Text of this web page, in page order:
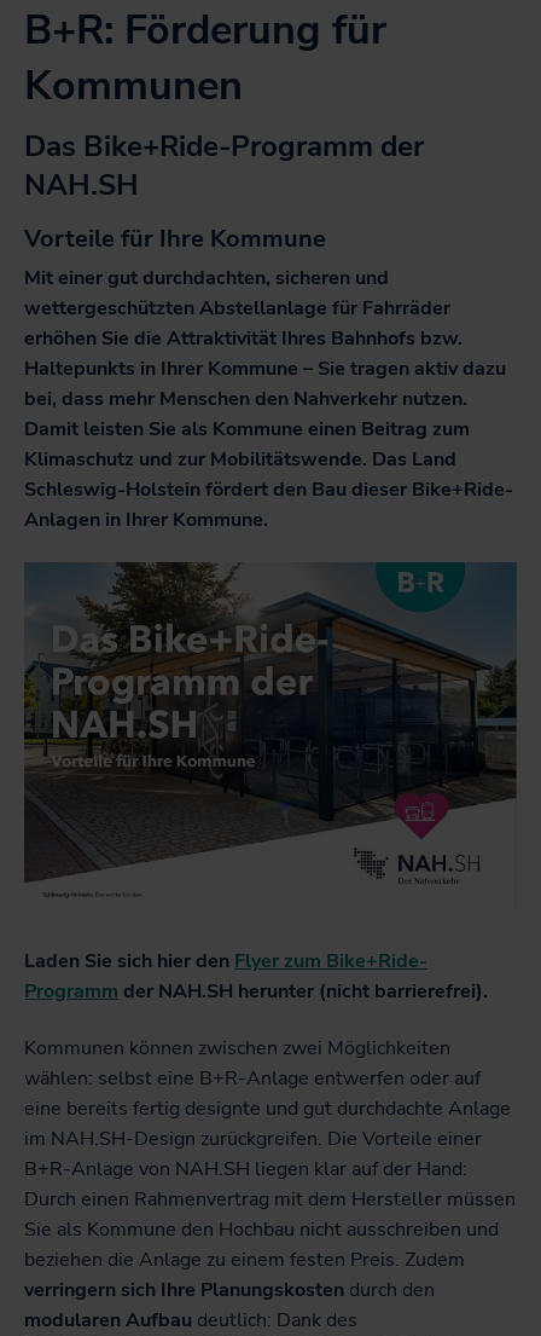
Veranstaltungen
Netzwerk zur Personalgewinnung
Tarifentwicklungsplan
Widget-Generator
Karten zum Download
Kampagnen
Richtlinien und Verordnungen
Newsletter
Karriere
Arbeiten bei NAH.SH
Stellenangebote der NAH.SH GmbH
Sei Teil der Verkehrswende! Dein Job im Nahverkehr.
B+R: Förderung für
Kommunen
Das Bike+Ride-Programm der
NAH.SH
Vorteile für Ihre Kommune
Mit einer gut durchdachten, sicheren und
wettergeschützten Abstellanlage für Fahrräder
erhöhen Sie die Attraktivität Ihres Bahnhofs bzw.
Haltepunkts in Ihrer Kommune – Sie tragen aktiv dazu
bei, dass mehr Menschen den Nahverkehr nutzen.
Damit leisten Sie als Kommune einen Beitrag zum
Klimaschutz und zur Mobilitätswende. Das Land
Schleswig-Holstein fördert den Bau dieser Bike+Ride-
Anlagen in Ihrer Kommune.
Laden Sie sich hier den Flyer zum Bike+Ride-
Programm der NAH.SH herunter (nicht barrierefrei).
Kommunen können zwischen zwei Möglichkeiten
wählen: selbst eine B+R-Anlage entwerfen oder auf
eine bereits fertig designte und gut durchdachte Anlage
im NAH.SH-Design zurückgreifen. Die Vorteile einer
B+R-Anlage von NAH.SH liegen klar auf der Hand:
Durch einen Rahmenvertrag mit dem Hersteller müssen
Sie als Kommune den Hochbau nicht ausschreiben und
beziehen die Anlage zu einem festen Preis. Zudem
verringern sich Ihre Planungskosten durch den
modularen Aufbau deutlich: Dank des